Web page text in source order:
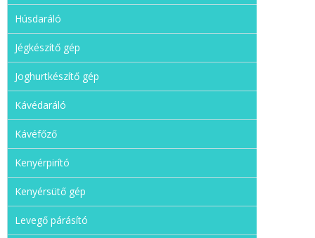
Húsdaráló
Jégkészítő gép
Joghurtkészítő gép
Kávédaráló
Kávéfőző
Kenyérpirító
Kenyérsütő gép
Levegő párásító